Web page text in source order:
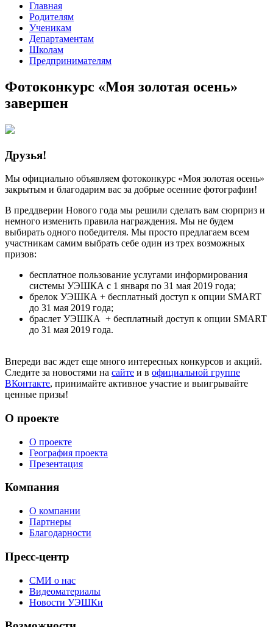
Главная
Родителям
Ученикам
Департаментам
Школам
Предпринимателям
Фотоконкурс «Моя золотая осень»
завершен
Друзья!
Мы официально объявляем фотоконкурс «Моя золотая осень»
закрытым и благодарим вас за добрые осенние фотографии!
В преддверии Нового года мы решили сделать вам сюрприз и
немного изменить правила награждения. Мы не будем
выбирать одного победителя. Мы просто предлагаем всем
участникам самим выбрать себе один из трех возможных
призов:
бесплатное пользование услугами информирования
системы УЭШКА с 1 января по 31 мая 2019 года;
брелок УЭШКА + бесплатный доступ к опции SMART
до 31 мая 2019 года;
браслет УЭШКА + бесплатный доступ к опции SMART
до 31 мая 2019 года.
Впереди вас ждет еще много интересных конкурсов и акций.
Следите за новостями на сайте и в официальной группе
ВКонтакте, принимайте активное участие и выигрывайте
ценные призы!
О проекте
О проекте
География проекта
Презентация
Компания
О компании
Партнеры
Благодарности
Пресс-центр
СМИ о нас
Видеоматериалы
Новости УЭШКи